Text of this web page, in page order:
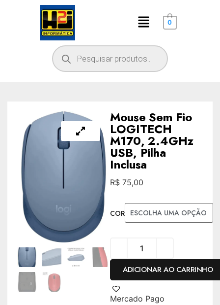
0
Mouse Sem Fio
LOGITECH
M170, 2.4GHz
USB, Pilha
Inclusa
R$ 75,00
COR
ADICIONAR AO CARRINHO
Mercado Pago